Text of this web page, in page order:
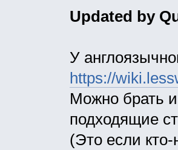
Updated by
У
https://
Можно брать
подходящие
(Это если кто-